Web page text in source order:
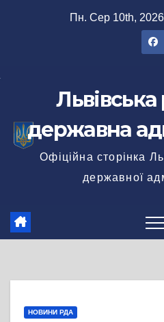
Пн. Сер 10th, 2026
державна
Офіційна сторінка
державної
НОВИНИ РДА